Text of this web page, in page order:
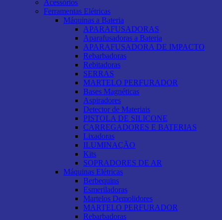
Acessórios
Ferramentas Elétricas
Máquinas a Bateria
APARAFUSADORAS
Aparafusadoras a Bateria
APARAFUSADORA DE IMPACTO
Rebarbadoras
Rebitadoras
SERRAS
MARTELO PERFURADOR
Bases Magnéticas
Aspiradores
Detector de Materiais
PISTOLA DE SILICONE
CARREGADORES E BATERIAS
Lixadoras
ILUMINAÇÃO
Kits
SOPRADORES DE AR
Máquinas Elétricas
Berbequins
Esmeriladoras
Martelos Demolidores
MARTELO PERFURADOR
Rebarbadoras